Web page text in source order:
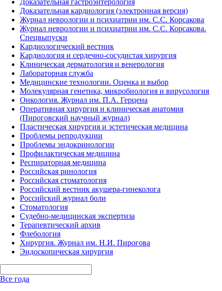
Доказательная гастроэнтерология
Доказательная кардиология (электронная версия)
Журнал неврологии и психиатрии им. С.С. Корсакова
Журнал неврологии и психиатрии им. С.С. Корсакова.
Спецвыпуски
Кардиологический вестник
Кардиология и сердечно-сосудистая хирургия
Клиническая дерматология и венерология
Лабораторная служба
Медицинские технологии. Оценка и выбор
Молекулярная генетика, микробиология и вирусология
Онкология. Журнал им. П.А. Герцена
Оперативная хирургия и клиническая анатомия
(Пироговский научный журнал)
Пластическая хирургия и эстетическая медицина
Проблемы репродукции
Проблемы эндокринологии
Профилактическая медицина
Респираторная медицина
Российская ринология
Российская стоматология
Российский вестник акушера-гинеколога
Российский журнал боли
Стоматология
Судебно-медицинская экспертиза
Терапевтический архив
Флебология
Хирургия. Журнал им. Н.И. Пирогова
Эндоскопическая хирургия
Все года